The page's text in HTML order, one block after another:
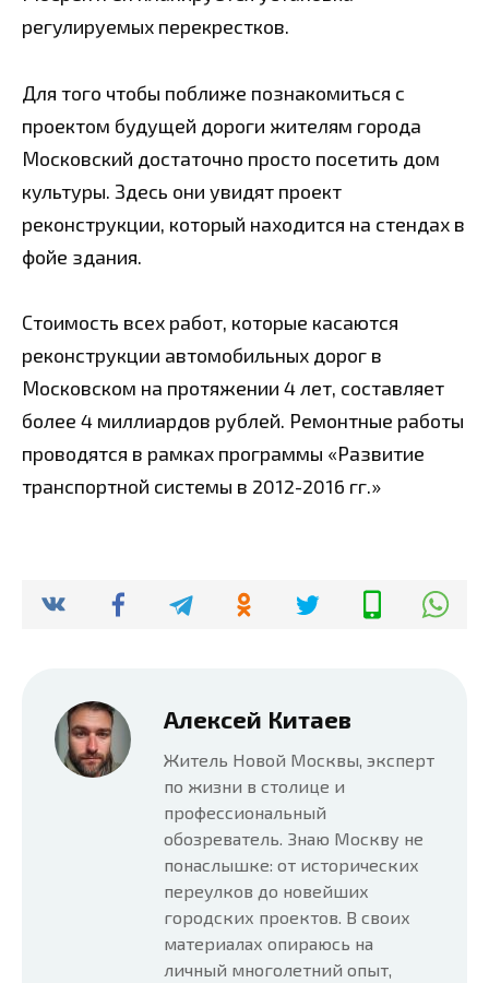
регулируемых перекрестков.
Для того чтобы поближе познакомиться с
проектом будущей дороги жителям города
Московский достаточно просто посетить дом
культуры. Здесь они увидят проект
реконструкции, который находится на стендах в
фойе здания.
Стоимость всех работ, которые касаются
реконструкции автомобильных дорог в
Московском на протяжении 4 лет, составляет
более 4 миллиардов рублей. Ремонтные работы
проводятся в рамках программы «Развитие
транспортной системы в 2012-2016 гг.»
Алексей Китаев
Житель Новой Москвы, эксперт
по жизни в столице и
профессиональный
обозреватель. Знаю Москву не
понаслышке: от исторических
переулков до новейших
городских проектов. В своих
материалах опираюсь на
личный многолетний опыт,